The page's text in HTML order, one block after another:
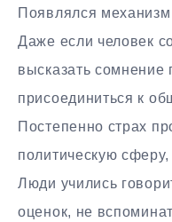
Появлялся механизм
Даже если человек
высказать
присоединиться к
Постепенно страх
политическую
Люди учились
оценок, не